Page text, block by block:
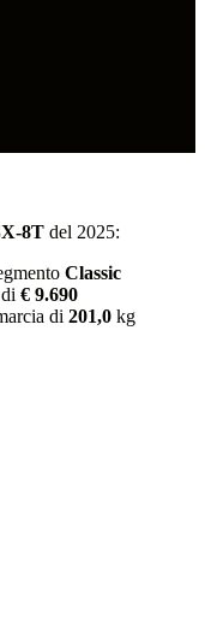
8T del 2025:
Classic
€ 9.690
di 201,0 kg